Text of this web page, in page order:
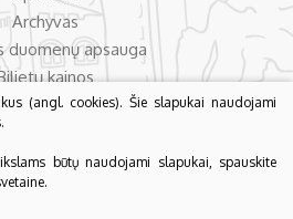
Archyvas
duomenų apsauga
kainos
užduodami klausimai
su visuomene
(angl. cookies). Šie slapukai naudojami
būtų naudojami slapukai, spauskite